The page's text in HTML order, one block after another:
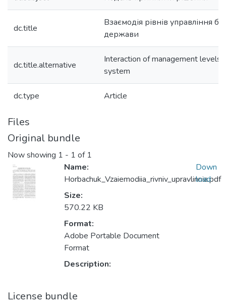
dc.title
Взаємодія рівнів управління
держави
dc.title.alternative
Interaction of management
system
dc.type Article
Files
Original bundle
Now showing 1 - 1 of 1
Name:
Horbachuk_Vzaiemodiia_rivniv_upravlinnia.pdf
Size:
570.22 KB
Format:
Adobe Portable Document
Format
Description:
Down
load
License bundle